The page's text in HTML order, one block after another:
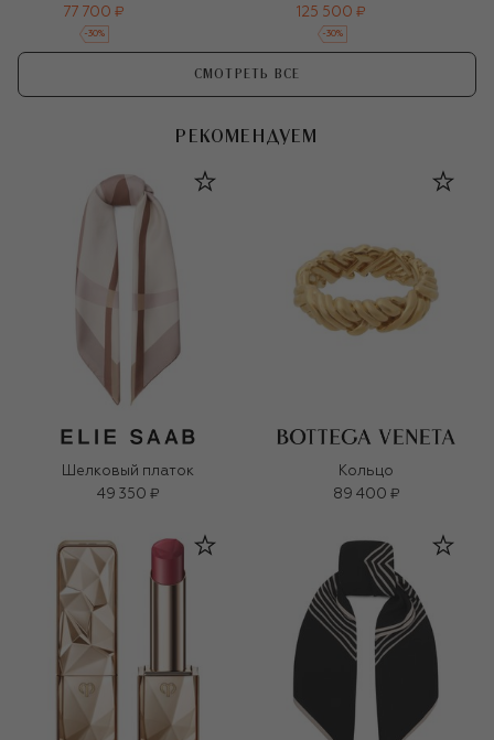
77 700 ₽
-30%
125 500 ₽
-30%
СМОТРЕТЬ ВСЕ
РЕКОМЕНДУЕМ
Шелковый платок
49 350 ₽
Кольцо
89 400 ₽